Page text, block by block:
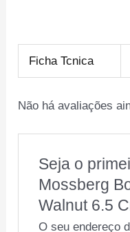
Ficha Tcnica
Não há avaliações
Seja o
Mossberg
Walnut 6.5
O seu endereço